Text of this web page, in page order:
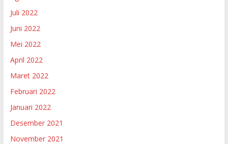
Juli 2022
Juni 2022
Mei 2022
April 2022
Maret 2022
Februari 2022
Januari 2022
Desember 2021
November 2021